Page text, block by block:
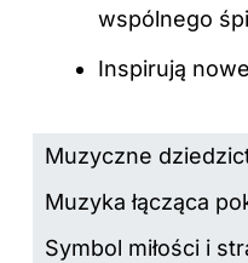
wspólnego
Inspirują
Muzyczne
Muzyka łącząca
Symbol miłości i